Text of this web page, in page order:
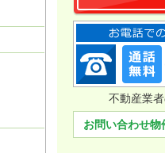
不動産業
お問い合わせ物